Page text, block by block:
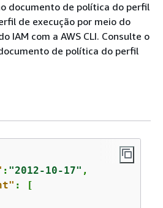
documento de política do perfil
de execução por meio do
IAM com a AWS CLI. Consulte o
de política do perfil
: "2012-10-17" ,
: [